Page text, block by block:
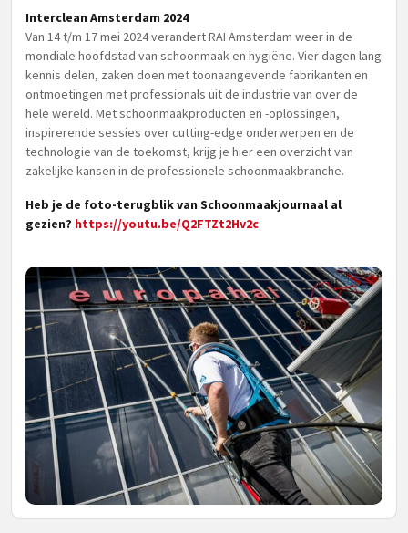
Interclean Amsterdam 2024
Van 14 t/m 17 mei 2024 verandert RAI Amsterdam weer in de
mondiale hoofdstad van schoonmaak en hygiëne. Vier dagen lang
kennis delen, zaken doen met toonaangevende fabrikanten en
ontmoetingen met professionals uit de industrie van over de
hele wereld. Met schoonmaakproducten en -oplossingen,
inspirerende sessies over cutting-edge onderwerpen en de
technologie van de toekomst, krijg je hier een overzicht van
zakelijke kansen in de professionele schoonmaakbranche.
Heb je de foto-terugblik van Schoonmaakjournaal al
gezien? https://youtu.be/Q2FTZt2Hv2c